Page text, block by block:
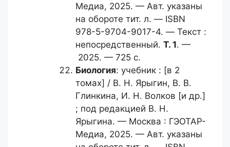
Медиа, 2025. — Авт. указаны
на обороте тит. л. — ISBN
978-5-9704-9017-4. — Текст :
непосредственный. Т. 1. —
2025. — 725 с.
Биология: учебник : [в 2
томах] / B. Н. Ярыгин, B. В.
Глинкина, И. Н. Волков [и др.]
; под редакцией В. Н.
Ярыгина. — Москва : ГЭОТАР-
Медиа, 2025. — Авт. указаны